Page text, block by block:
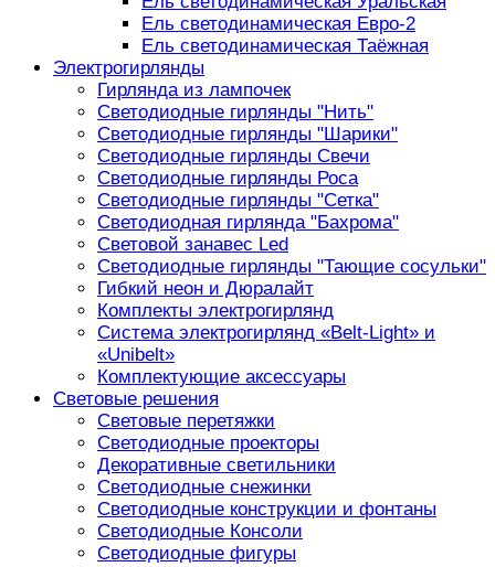
Ель светодинамическая Евро-2
Ель светодинамическая Таёжная
Электрогирлянды
Гирлянда из лампочек
Светодиодные гирлянды "Нить"
Светодиодные гирлянды "Шарики"
Светодиодные гирлянды Свечи
Светодиодные гирлянды Роса
Светодиодные гирлянды "Сетка"
Светодиодная гирлянда "Бахрома"
Световой занавес Led
Светодиодные гирлянды "Тающие сосульки"
Гибкий неон и Дюралайт
Комплекты электрогирлянд
Система электрогирлянд «Belt-Light» и
«Unibelt»
Комплектующие аксессуары
Световые решения
Световые перетяжки
Светодиодные проекторы
Декоративные светильники
Светодиодные снежинки
Светодиодные конструкции и фонтаны
Светодиодные Консоли
Светодиодные фигуры